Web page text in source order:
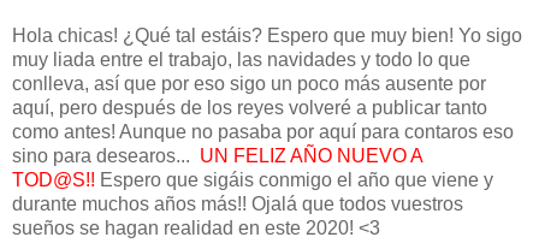
Hola chicas! ¿Qué tal estáis? Espero que muy bien! Yo sigo
muy liada entre el trabajo, las navidades y todo lo que
conlleva, así que por eso sigo un poco más ausente por
aquí, pero después de los reyes volveré a publicar tanto
como antes! Aunque no pasaba por aquí para contaros eso
sino para desearos... UN FELIZ AÑO NUEVO A
TOD@S!! Espero que sigáis conmigo el año que viene y
durante muchos años más!! Ojalá que todos vuestros
sueños se hagan realidad en este 2020! <3